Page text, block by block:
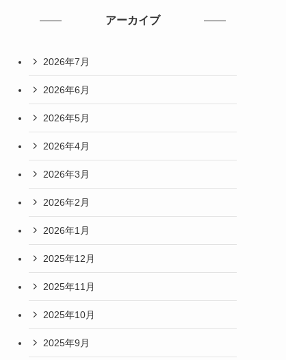
アーカイブ
2026年7月
2026年6月
2026年5月
2026年4月
2026年3月
2026年2月
2026年1月
2025年12月
2025年11月
2025年10月
2025年9月